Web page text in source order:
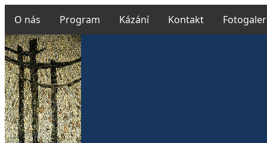
O nás Program Kázání Kontakt